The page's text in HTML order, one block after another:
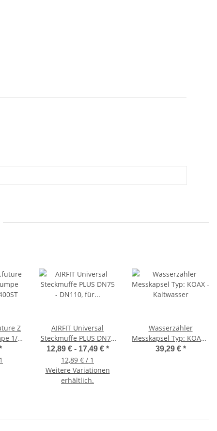
Z
1/2
AIRFIT Universal
Steckmuffe PLUS DN75
- DN110, für Ton-, SML-,
HT-Rohr
12,89 € - 17,49 € *
12,89 € / 1
Weitere Variationen
erhältlich.
Wasserzähler
Messkapsel Typ: KOAX -
Kaltwasser
39,29 € *